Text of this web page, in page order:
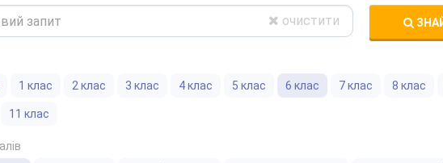
очистити
1 клас 2 клас 3 клас 4 клас 5 клас 6 клас 7 клас 8 клас
11 клас